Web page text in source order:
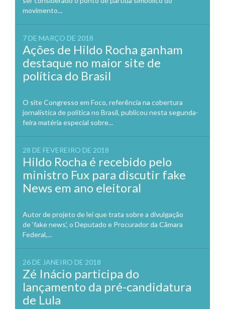
movimento...
7 DE MARÇO DE 2018
Ações de Hildo Rocha ganham
destaque no maior site de
política do Brasil
O site Congresso em Foco, referência na cobertura
jornalística de política no Brasil, publicou nesta segunda-
feira matéria especial sobre...
28 DE FEVEREIRO DE 2018
Hildo Rocha é recebido pelo
ministro Fux para discutir fake
News em ano eleitoral
Autor de projeto de lei que trata sobre a divulgação
de ‘fake news’, o Deputado e Procurador da Câmara
Federal,...
26 DE JANEIRO DE 2018
Zé Inácio participa do
lançamento da pré-candidatura
de Lula